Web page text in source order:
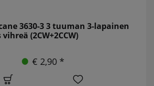
3630-3 3 tuuman 3-lapainen
(2CW+2CCW)
€ 2,90 *